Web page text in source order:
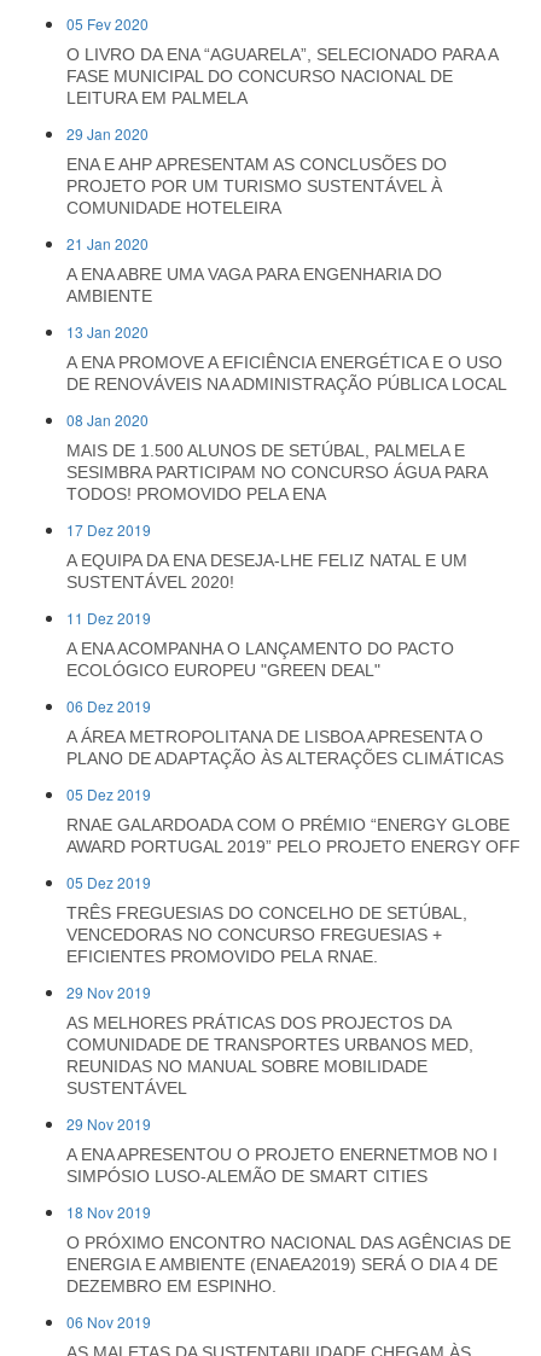
05 Fev 2020
O LIVRO DA ENA “AGUARELA”, SELECIONADO PARA A
FASE MUNICIPAL DO CONCURSO NACIONAL DE
LEITURA EM PALMELA
29 Jan 2020
ENA E AHP APRESENTAM AS CONCLUSÕES DO
PROJETO POR UM TURISMO SUSTENTÁVEL À
COMUNIDADE HOTELEIRA
21 Jan 2020
A ENA ABRE UMA VAGA PARA ENGENHARIA DO
AMBIENTE
13 Jan 2020
A ENA PROMOVE A EFICIÊNCIA ENERGÉTICA E O USO
DE RENOVÁVEIS NA ADMINISTRAÇÃO PÚBLICA LOCAL
08 Jan 2020
MAIS DE 1.500 ALUNOS DE SETÚBAL, PALMELA E
SESIMBRA PARTICIPAM NO CONCURSO ÁGUA PARA
TODOS! PROMOVIDO PELA ENA
17 Dez 2019
A EQUIPA DA ENA DESEJA-LHE FELIZ NATAL E UM
SUSTENTÁVEL 2020!
11 Dez 2019
A ENA ACOMPANHA O LANÇAMENTO DO PACTO
ECOLÓGICO EUROPEU "GREEN DEAL"
06 Dez 2019
A ÁREA METROPOLITANA DE LISBOA APRESENTA O
PLANO DE ADAPTAÇÃO ÀS ALTERAÇÕES CLIMÁTICAS
05 Dez 2019
RNAE GALARDOADA COM O PRÉMIO “ENERGY GLOBE
AWARD PORTUGAL 2019” PELO PROJETO ENERGY OFF
05 Dez 2019
TRÊS FREGUESIAS DO CONCELHO DE SETÚBAL,
VENCEDORAS NO CONCURSO FREGUESIAS +
EFICIENTES PROMOVIDO PELA RNAE.
29 Nov 2019
AS MELHORES PRÁTICAS DOS PROJECTOS DA
COMUNIDADE DE TRANSPORTES URBANOS MED,
REUNIDAS NO MANUAL SOBRE MOBILIDADE
SUSTENTÁVEL
29 Nov 2019
A ENA APRESENTOU O PROJETO ENERNETMOB NO I
SIMPÓSIO LUSO-ALEMÃO DE SMART CITIES
18 Nov 2019
O PRÓXIMO ENCONTRO NACIONAL DAS AGÊNCIAS DE
ENERGIA E AMBIENTE (ENAEA2019) SERÁ O DIA 4 DE
DEZEMBRO EM ESPINHO.
06 Nov 2019